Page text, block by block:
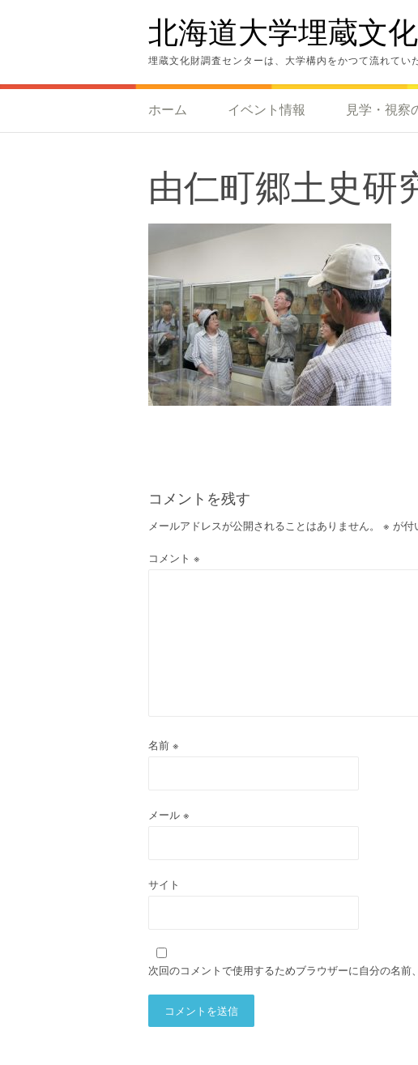
へ
ッ
北海道大学埋蔵文
埋蔵文化財調査センターは、大学構内をかつて流れて
ホーム イベント情報 見学・視察
由仁町郷土史研
コメントを残す
メールアドレスが公開されることはありません。 ※ が付
コメント ※
名前 ※
メール ※
サイト
次回のコメントで使用するためブラウザーに自分の名前